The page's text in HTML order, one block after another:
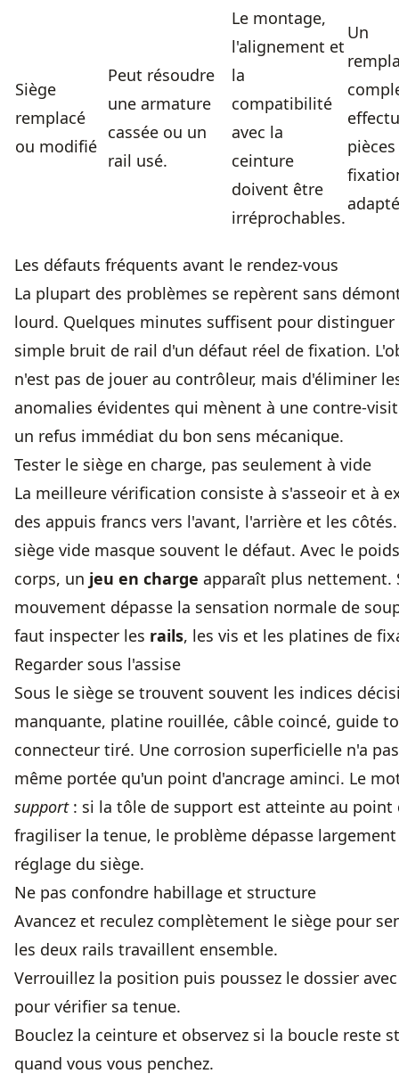
Siège
remplacé
ou modifié
Peut résoudre
une armature
cassée ou un
rail usé.
Le montage,
l'alignement et
la
compatibilité
avec la
ceinture
doivent être
irréprochables.
Un
Les défauts fréquents avant le rendez-vous
La plupart des problèmes se repèrent sans
lourd. Quelques minutes suffisent pour distinguer
simple bruit de rail d'un défaut réel de fixation.
n'est pas de jouer au contrôleur, mais d'éliminer
anomalies évidentes qui mènent à une contre-
un refus immédiat du bon sens mécanique.
Tester le siège en charge, pas seulement à vide
La meilleure vérification consiste à s'asseoir et à
des appuis francs vers l'avant, l'arrière et les
siège vide masque souvent le défaut. Avec le
corps, un jeu en charge apparaît plus nettement.
mouvement dépasse la sensation normale de
faut inspecter les rails, les vis et les platines de
Regarder sous l'assise
Sous le siège se trouvent souvent les indices
manquante, platine rouillée, câble coincé, guide
connecteur tiré. Une corrosion superficielle n'a
même portée qu'un point d'ancrage aminci. Le
support: si la tôle de support est atteinte au point
fragiliser la tenue, le problème dépasse
réglage du siège.
Ne pas confondre habillage et structure
Avancez et reculez complètement le siège pour
les deux rails travaillent ensemble.
Verrouillez la position puis poussez le dossier
pour vérifier sa tenue.
Bouclez la ceinture et observez si la boucle reste
quand vous vous penchez.